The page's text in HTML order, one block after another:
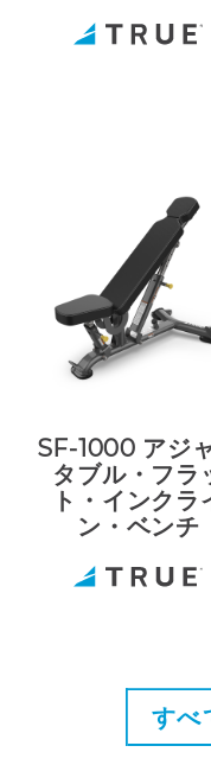
SF-1000 アジ
タブル・フラ
ト・インクラ
ン・ベンチ
すべ